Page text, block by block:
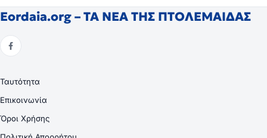
Eordaia.org – ΤΑ ΝΕΑ ΤΗΣ ΠΤΟΛΕΜΑΙΔΑΣ
Ταυτότητα
Επικοινωνία
Όροι Χρήσης